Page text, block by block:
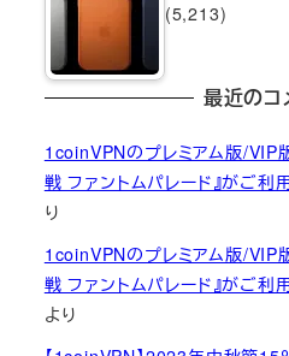
(5,213)
最近のコ
1coinVPNのプレミアム版/VIP
戦 ファントムパレード』がご利
り
1coinVPNのプレミアム版/VIP
戦 ファントムパレード』がご利
より